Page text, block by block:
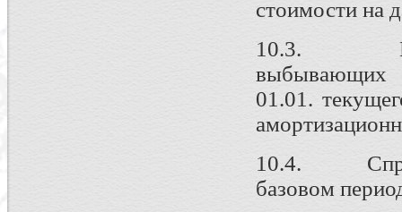
стоимости на
10.3.
выбывающих
01.01.
10.4.
базовом